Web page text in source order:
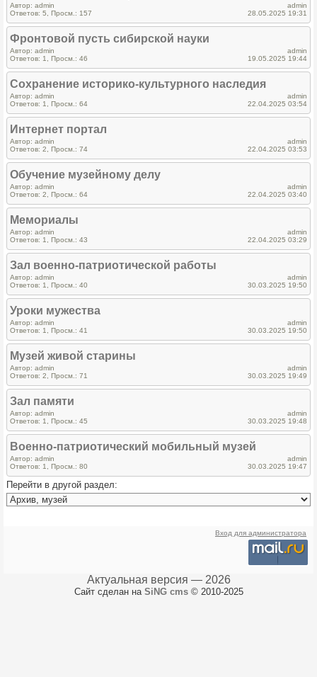
Автор: admin
Ответов: 5, Просм.: 157
admin
28.05.2025 19:31
Фронтовой пусть сибирской науки
Автор: admin
Ответов: 1, Просм.: 46
admin
19.05.2025 19:44
Сохранение историко-культурного наследия
Автор: admin
Ответов: 1, Просм.: 64
admin
22.04.2025 03:54
Интернет портал
Автор: admin
Ответов: 2, Просм.: 74
admin
22.04.2025 03:53
Обучение музейному делу
Автор: admin
Ответов: 2, Просм.: 64
admin
22.04.2025 03:40
Мемориалы
Автор: admin
Ответов: 1, Просм.: 43
admin
22.04.2025 03:29
Зал военно-патриотической работы
Автор: admin
Ответов: 1, Просм.: 40
admin
30.03.2025 19:50
Уроки мужества
Автор: admin
Ответов: 1, Просм.: 41
admin
30.03.2025 19:50
Музей живой старины
Автор: admin
Ответов: 2, Просм.: 71
admin
30.03.2025 19:49
Зал памяти
Автор: admin
Ответов: 1, Просм.: 45
admin
30.03.2025 19:48
Военно-патриотический мобильный музей
Автор: admin
Ответов: 1, Просм.: 80
admin
30.03.2025 19:47
Перейти в другой раздел:
Вход для администратора
Актуальная версия — 2026
Сайт сделан на SiNG cms© 2010-2025